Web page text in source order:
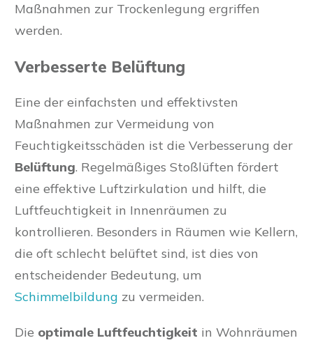
Maßnahmen zur Trockenlegung ergriffen
werden.
Verbesserte Belüftung
Eine der einfachsten und effektivsten
Maßnahmen zur Vermeidung von
Feuchtigkeitsschäden ist die Verbesserung der
Belüftung. Regelmäßiges Stoßlüften fördert
eine effektive Luftzirkulation und hilft, die
Luftfeuchtigkeit in Innenräumen zu
kontrollieren. Besonders in Räumen wie Kellern,
die oft schlecht belüftet sind, ist dies von
entscheidender Bedeutung, um
Schimmelbildung zu vermeiden.
Die optimale Luftfeuchtigkeit in Wohnräumen